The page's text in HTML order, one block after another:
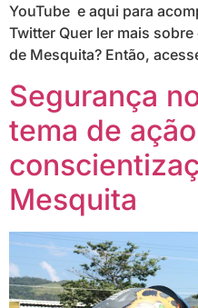
YouTube e aqui para
Twitter Quer ler mais
de Mesquita? Então,
Segurança
tema de
Mesquita